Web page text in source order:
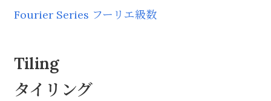
Fourier Series フーリエ級数
Tiling
タイリング